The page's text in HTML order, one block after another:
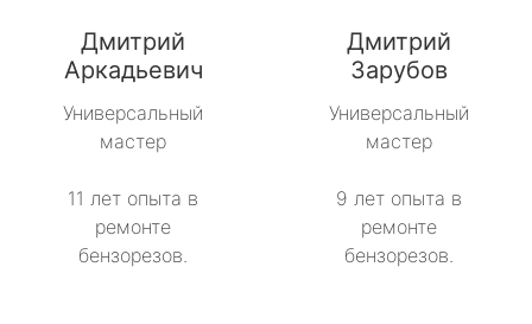
Дмитрий
Аркадьевич
Универсальный
мастер
11 лет опыта в
ремонте
бензорезов.
Дмитрий
Зарубов
Универсальный
мастер
9 лет опыта в
ремонте
бензорезов.